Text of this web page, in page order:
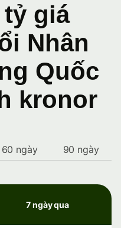
giá
Nhân
Quốc
kronor
60 ngày 90 ngày
7 ngày qua